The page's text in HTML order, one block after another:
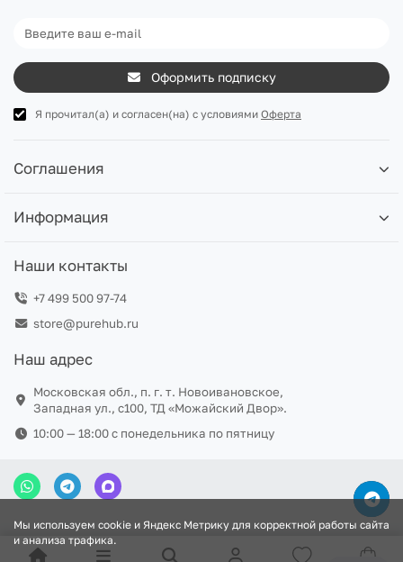
Мы используем cookie и Яндекс Метрику для корректной работы сайта
и анализа трафика.
Оформить подписку
Я прочитал(а) и согласен(на) с условиями Оферта
Соглашения
Информация
Наши контакты
+7 499 500 97-74
store@purehub.ru
Наш адрес
Московская обл., п. г. т. Новоивановское,
Западная ул., с100, ТД «Можайский Двор».
10:00 — 18:00 c понедельника по пятницу